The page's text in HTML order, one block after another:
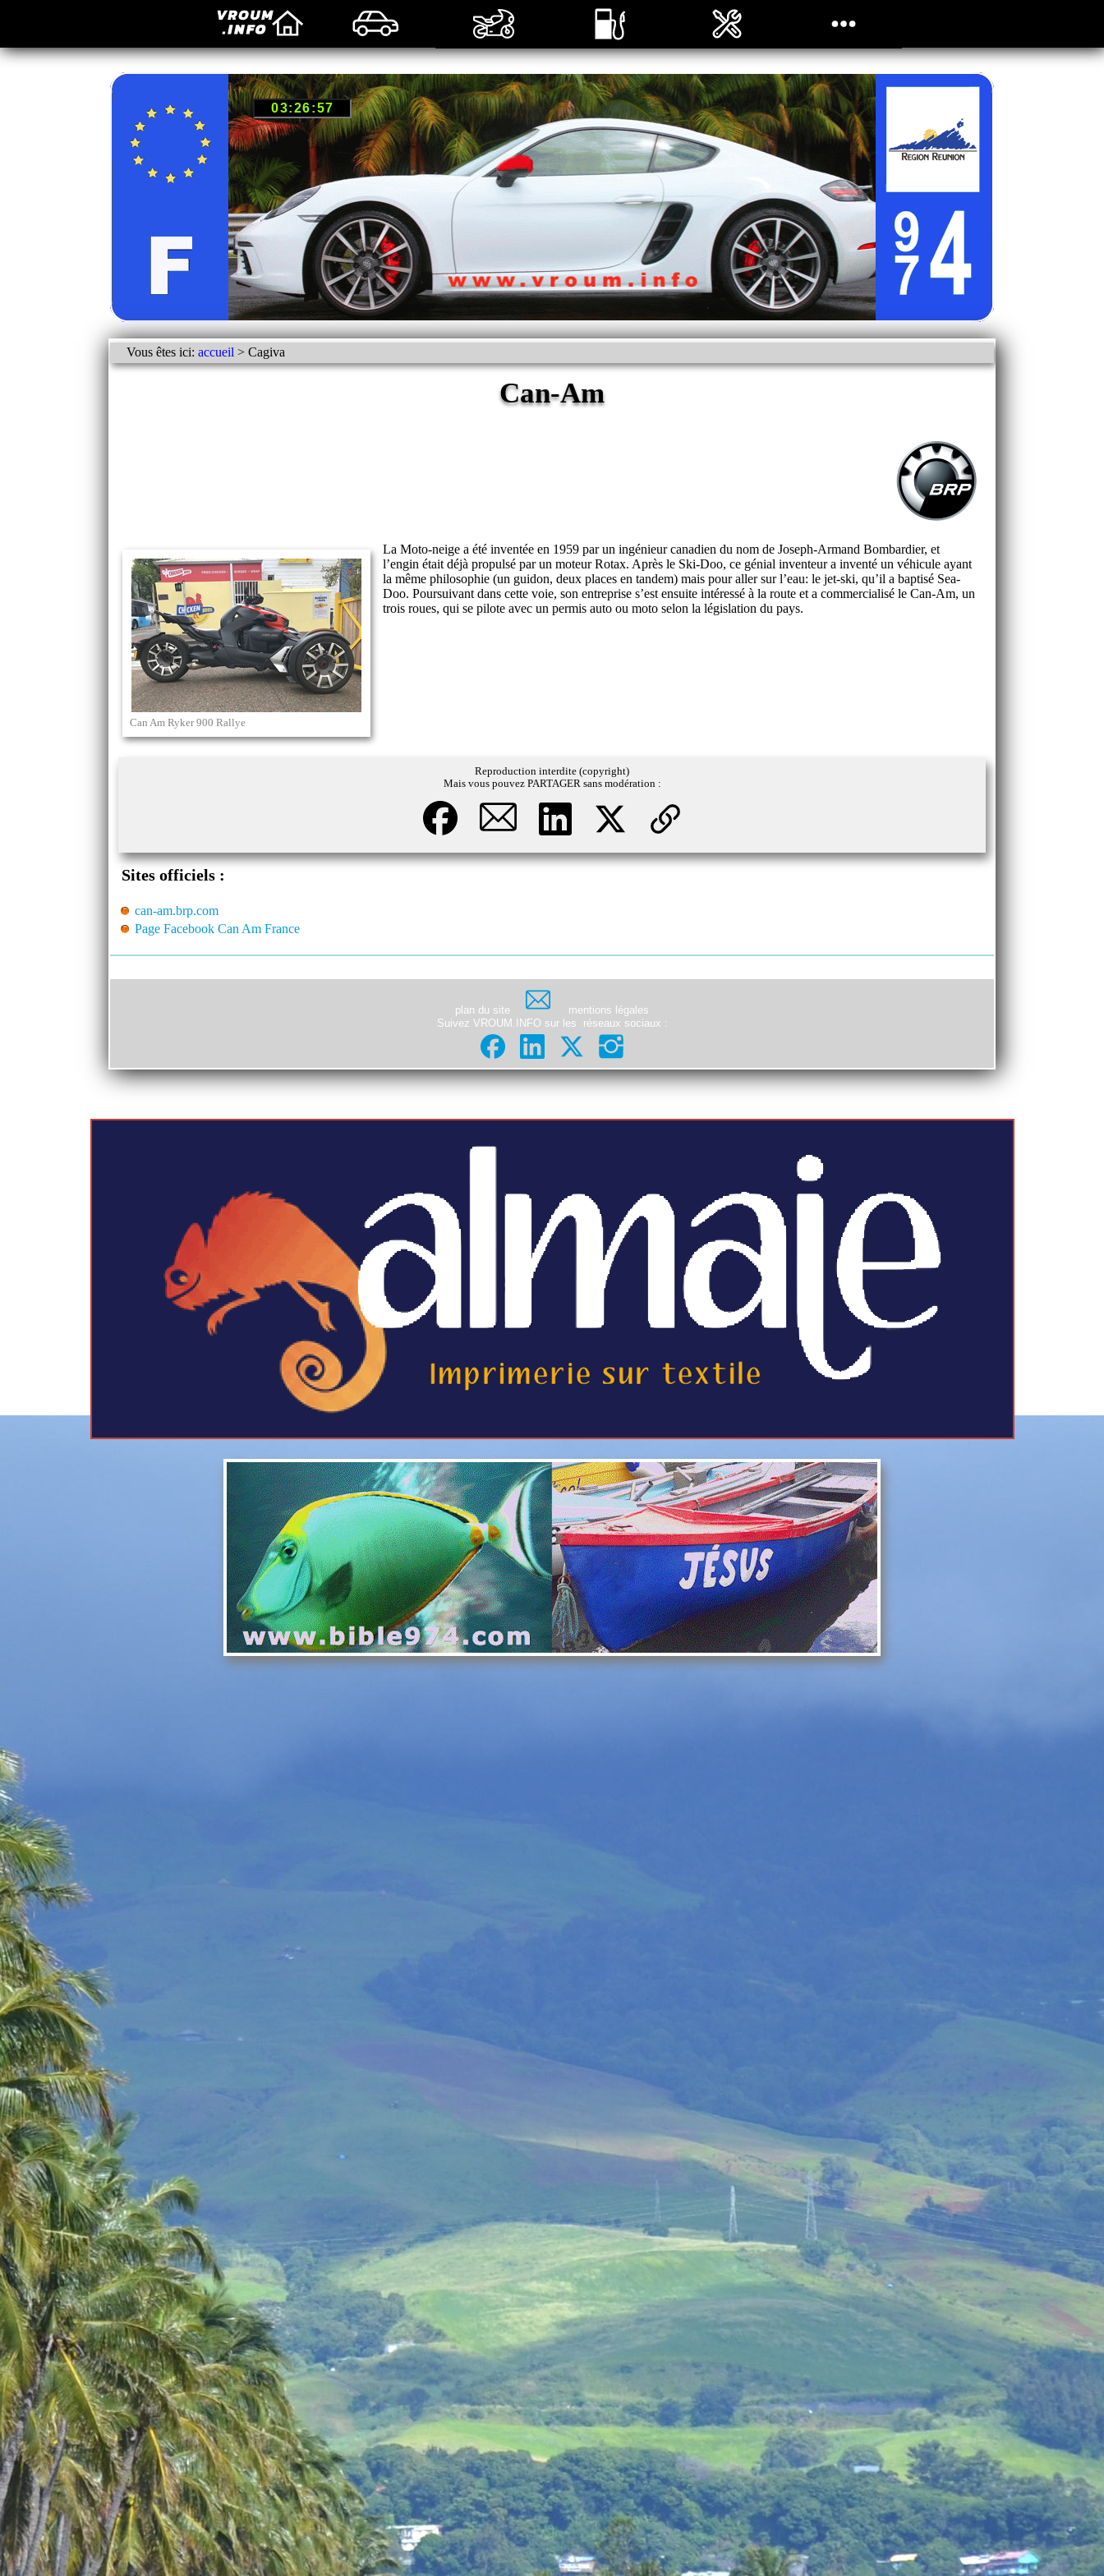
Vous êtes ici: accueil > Cagiva
Can-Am
Can Am Ryker 900 Rallye
La Moto-neige a été inventée en 1959 par un ingénieur canadien du nom de Joseph-Armand Bombardier, et
l’engin était déjà propulsé par un moteur Rotax. Après le Ski-Doo, ce génial inventeur a inventé un véhicule ayant
la même philosophie (un guidon, deux places en tandem) mais pour aller sur l’eau: le jet-ski, qu’il a baptisé Sea-
Doo. Poursuivant dans cette voie, son entreprise s’est ensuite intéressé à la route et a commercialisé le Can-Am, un
trois roues, qui se pilote avec un permis auto ou moto selon la législation du pays.
Reproduction interdite (copyright)
Mais vous pouvez PARTAGER sans modération :
Sites officiels :
can-am.brp.com
Page Facebook Can Am France
plan du site
mentions légales
Suivez VROUM.INFO sur les
réseaux sociaux :